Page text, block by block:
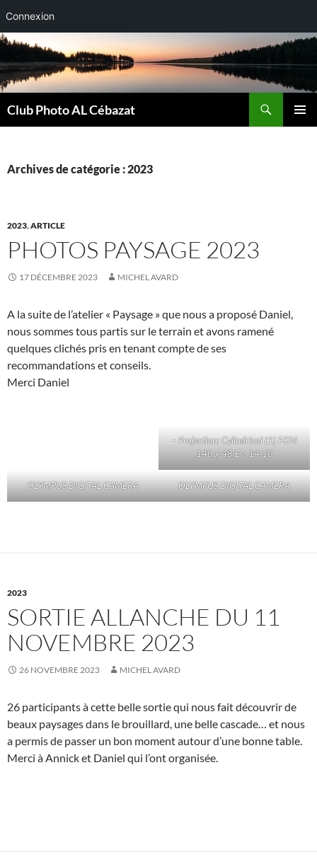
Connexion
Aller
contenu
Club Photo AL Cébazat
Archives de catégorie : 2023
2023,ARTICLE
PHOTOS PAYSAGE 2023
17 DÉCEMBRE 2023 MICHEL AVARD
A la suite de l’atelier « Paysage » que nous a proposé Daniel,
nous sommes tous partis sur le terrain et avons ramené
quelques clichés pris en tenant compte de ses
recommandations et conseils.
Merci Daniel
– Projection: Cylindrical (1) FOV:
140 x 48 Ev: 14,10
OLYMPUS DIGITAL CAMERA OLYMPUS DIGITAL CAMERA
2023
SORTIE ALLANCHE DU 11
NOVEMBRE 2023
26 NOVEMBRE 2023 MICHEL AVARD
26 participants à cette belle sortie qui nous fait découvrir de
beaux paysages dans le brouillard, une belle cascade… et nous
a permis de passer un bon moment autour d’une bonne table.
Merci à Annick et Daniel qui l’ont organisée.